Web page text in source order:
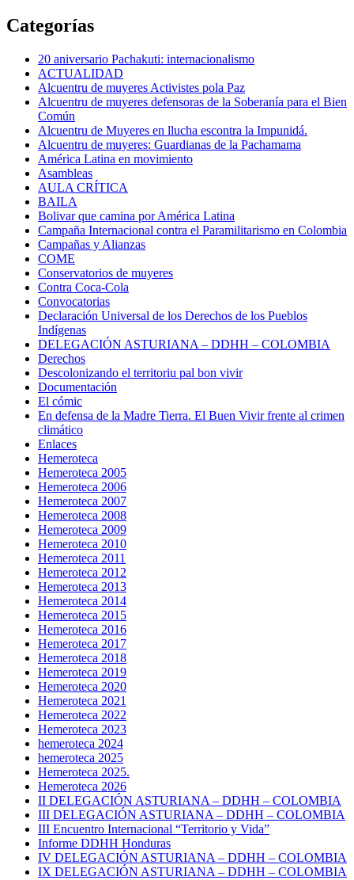
Categorías
20 aniversario Pachakuti: internacionalismo
ACTUALIDAD
Alcuentru de muyeres Activistes pola Paz
Alcuentru de muyeres defensoras de la Soberanía para el Bien
Común
Alcuentru de Muyeres en llucha escontra la Impunidá.
Alcuentru de muyeres: Guardianas de la Pachamama
América Latina en movimiento
Asambleas
AULA CRÍTICA
BAILA
Bolivar que camina por América Latina
Campaña Internacional contra el Paramilitarismo en Colombia
Campañas y Alianzas
COME
Conservatorios de muyeres
Contra Coca-Cola
Convocatorias
Declaración Universal de los Derechos de los Pueblos
Indígenas
DELEGACIÓN ASTURIANA – DDHH – COLOMBIA
Derechos
Descolonizando el territoriu pal bon vivir
Documentación
El cómic
En defensa de la Madre Tierra. El Buen Vivir frente al crimen
climático
Enlaces
Hemeroteca
Hemeroteca 2005
Hemeroteca 2006
Hemeroteca 2007
Hemeroteca 2008
Hemeroteca 2009
Hemeroteca 2010
Hemeroteca 2011
Hemeroteca 2012
Hemeroteca 2013
Hemeroteca 2014
Hemeroteca 2015
Hemeroteca 2016
Hemeroteca 2017
Hemeroteca 2018
Hemeroteca 2019
Hemeroteca 2020
Hemeroteca 2021
Hemeroteca 2022
Hemeroteca 2023
hemeroteca 2024
hemeroteca 2025
Hemeroteca 2025.
Hemeroteca 2026
II DELEGACIÓN ASTURIANA – DDHH – COLOMBIA
III DELEGACIÓN ASTURIANA – DDHH – COLOMBIA
III Encuentro Internacional “Territorio y Vida”
Informe DDHH Honduras
IV DELEGACIÓN ASTURIANA – DDHH – COLOMBIA
IX DELEGACIÓN ASTURIANA – DDHH – COLOMBIA